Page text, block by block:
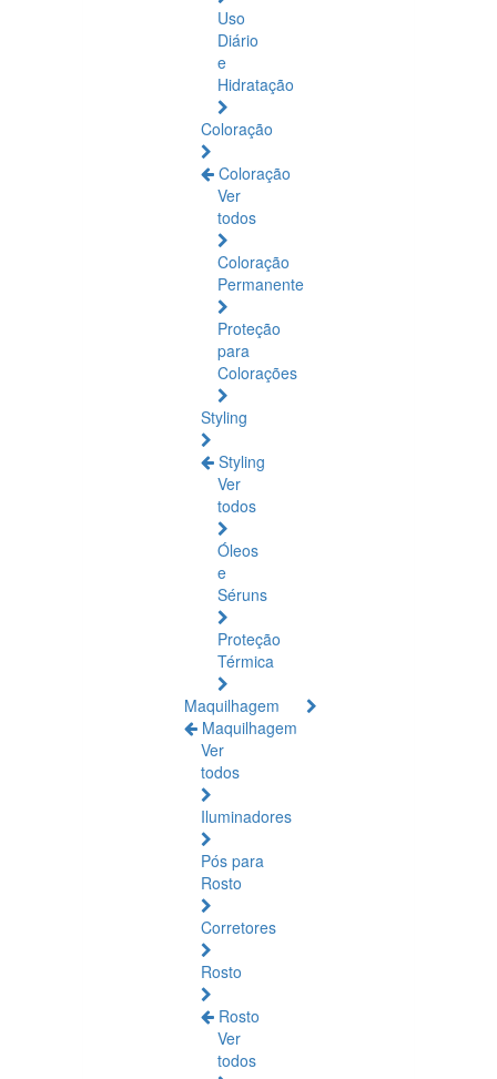
Uso
Diário
e
Hidratação
Coloração
Coloração
Ver
todos
Coloração
Permanente
Proteção
para
Colorações
Styling
Styling
Ver
todos
Óleos
e
Séruns
Proteção
Térmica
Maquilhagem
Maquilhagem
Ver
todos
Iluminadores
Pós para
Rosto
Corretores
Rosto
Rosto
Ver
todos